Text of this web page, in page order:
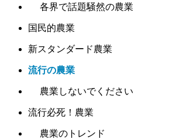
各界で話題騒然の農業
国民的農業
新スタンダード農業
流行の農業
農業しないでください
流行必死！農業
農業のトレンド